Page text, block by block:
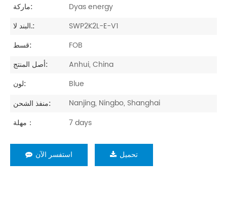
ماركة:
Dyas energy
البند لا.:
SWP2K2L-E-V1
قسط:
FOB
أصل المنتج:
Anhui, China
لون:
Blue
منفذ الشحن:
Nanjing, Ningbo, Shanghai
مهلة：
7 days
استفسر الآن تحميل